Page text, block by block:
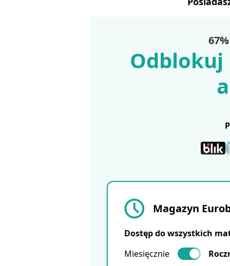
Odblokuj
Magazyn
Dostęp do wszystkich
Miesięcznie